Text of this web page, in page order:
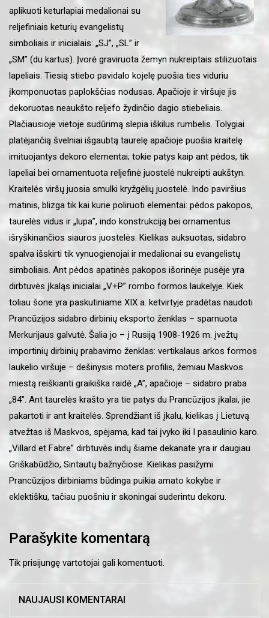
aplikuoti keturlapiai medalionai su
reljefiniais keturių evangelistų
simboliais ir inicialais: „SJ”, „SL” ir
„SM” (du kartus). Įvorė graviruota žemyn nukreiptais stilizuotais
lapeliais. Tiesią stiebo pavidalo kojelę puošia ties viduriu
įkomponuotas paplokščias nodusas. Apačioje ir viršuje jis
dekoruotas neaukšto reljefo žydinčio dagio stiebeliais.
Plačiausioje vietoje sudūrimą slepia iškilus rumbelis. Tolygiai
platėjančią švelniai išgaubtą taurelę apačioje puošia kraitelę
imituojantys dekoro elementai; tokie patys kaip ant pėdos, tik
lapeliai bei ornamentuota reljefinė juostelė nukreipti aukštyn.
Kraitelės viršų juosia smulki kryžgėlių juostelė. Indo paviršius
matinis, blizga tik kai kurie poliruoti elementai: pėdos pakopos,
taurelės vidus ir „lupa”, indo konstrukciją bei ornamentus
išryškinančios siauros juostelės. Kielikas auksuotas, sidabro
spalva išskirti tik vynuogienojai ir medalionai su evangelistų
simboliais. Ant pėdos apatinės pakopos išorinėje pusėje yra
dirbtuvės įkaląs inicialai „V+P” rombo formos laukelyje. Kiek
toliau šone yra paskutiniame XIX a. ketvirtyje pradėtas naudoti
Prancūzijos sidabro dirbinių eksporto ženklas – sparnuota
Merkurijaus galvutė. Šalia jo – į Rusiją 1908-1926 m. įvežtų
importinių dirbinių prabavimo ženklas: vertikalaus arkos formos
laukelio viršuje – dešinysis moters profilis, žemiau Maskvos
miestą reiškianti graikiška raidė „A”, apačioje – sidabro praba
„84″. Ant taurelės krašto yra tie patys du Prancūzijos įkalai, jie
pakartoti ir ant kraitelės. Sprendžiant iš įkalu, kielikas į Lietuvą
atvežtas iš Maskvos, spėjama, kad tai įvyko iki I pasaulinio karo.
„Villard et Fabre” dirbtuvės indų šiame dekanate yra ir daugiau
Griškabūdžio, Sintautų bažnyčiose. Kielikas pasižymi
Prancūzijos dirbiniams būdinga puikia amato kokybe ir
eklektišku, tačiau puošniu ir skoningai suderintu dekoru.
Parašykite komentarą
Tik prisijungę vartotojai gali komentuoti.
NAUJAUSI KOMENTARAI